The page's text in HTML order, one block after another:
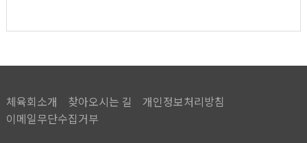
체육회소개 찾아오시는 길
개인정보처리방침
이메일무단수집거부